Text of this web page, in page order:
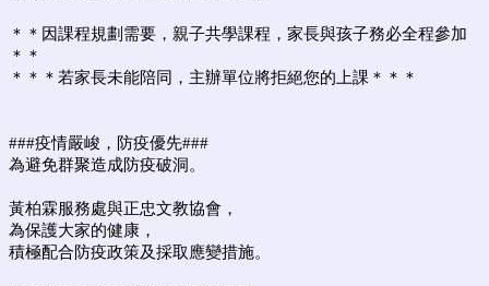
＊＊因課程規劃需要，親子共學課程，家長與孩子務必全程參加
＊＊
＊＊＊若家長未能陪同，主辦單位將拒絕您的上課＊＊＊
###疫情嚴峻，防疫優先###
為避免群聚造成防疫破洞。
黃柏霖服務處與正忠文教協會，
為保護大家的健康，
積極配合防疫政策及採取應變措施。